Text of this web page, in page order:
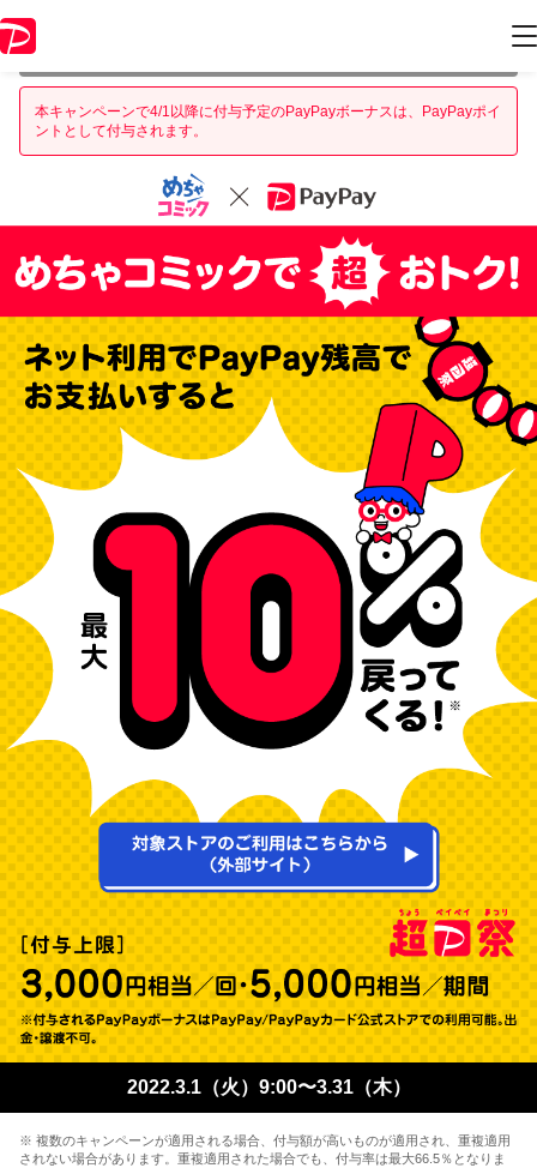
情報はキャンペーン終了時点のものになります。
本キャンペーンで4/1以降に付与予定のPayPayボーナスは、PayPayポイ
ントとして付与されます。
2022.3.1（火）9:00〜3.31（木）
※ 複数のキャンペーンが適用される場合、付与額が高いものが適用され、重複適用
されない場合があります。重複適用された場合でも、付与率は最大66.5％となりま